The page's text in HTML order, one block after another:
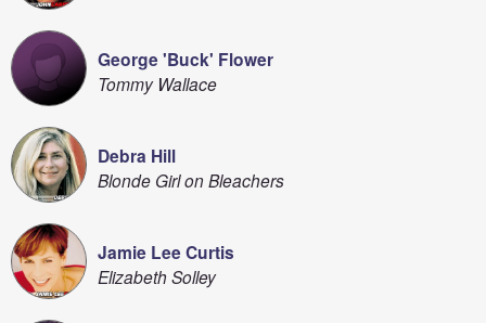
George 'Buck' Flower
Tommy Wallace
Debra Hill
Blonde Girl on Bleachers
Jamie Lee Curtis
Elizabeth Solley